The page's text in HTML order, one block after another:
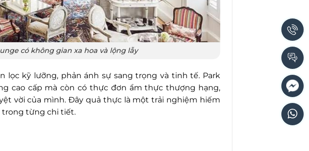
có không gian xa hoa và lộng lẫy
kỹ lưỡng, phản ánh sự sang trọng và tinh tế. Park
cao cấp mà còn có thực đơn ẩm thực thượng hạng,
vời của mình. Đây quả thực là một trải nghiệm hiếm
trong từng chi tiết.